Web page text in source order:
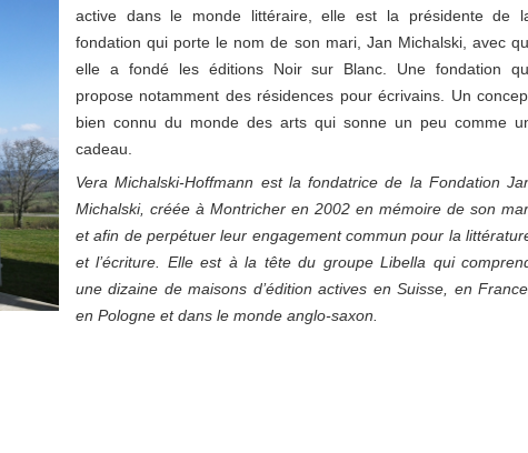
active dans le monde littéraire, elle est la présidente de
fondation qui porte le nom de son mari, Jan Michalski, avec
elle a fondé les éditions Noir sur Blanc. Une fondation
propose notamment des résidences pour écrivains. Un
bien connu du monde des arts qui sonne un peu comme
cadeau.
Vera Michalski-Hoffmann est la fondatrice de la Fondation
Michalski, créée à Montricher en 2002 en mémoire de son
et afin de perpétuer leur engagement commun pour la
et l’écriture. Elle est à la tête du groupe Libella qui
une dizaine de maisons d’édition actives en Suisse, en France,
en Pologne et dans le monde anglo-saxon.